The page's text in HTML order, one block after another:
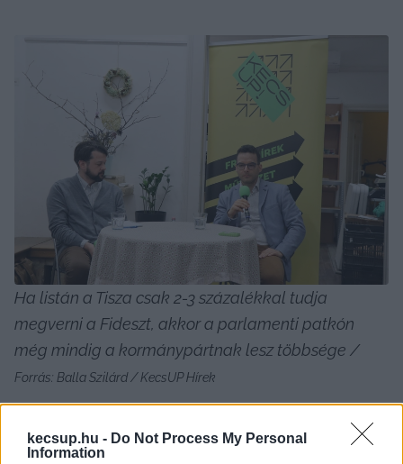
kecsup.hu - Do Not Process My Personal
Information
Ha listán a Tisza csak 2-3 százalékkal tudja
megverni a Fideszt, akkor a parlamenti patkón
még mindig a kormánypártnak lesz többsége /
Forrás: Balla Szilárd / KecsUP Hírek